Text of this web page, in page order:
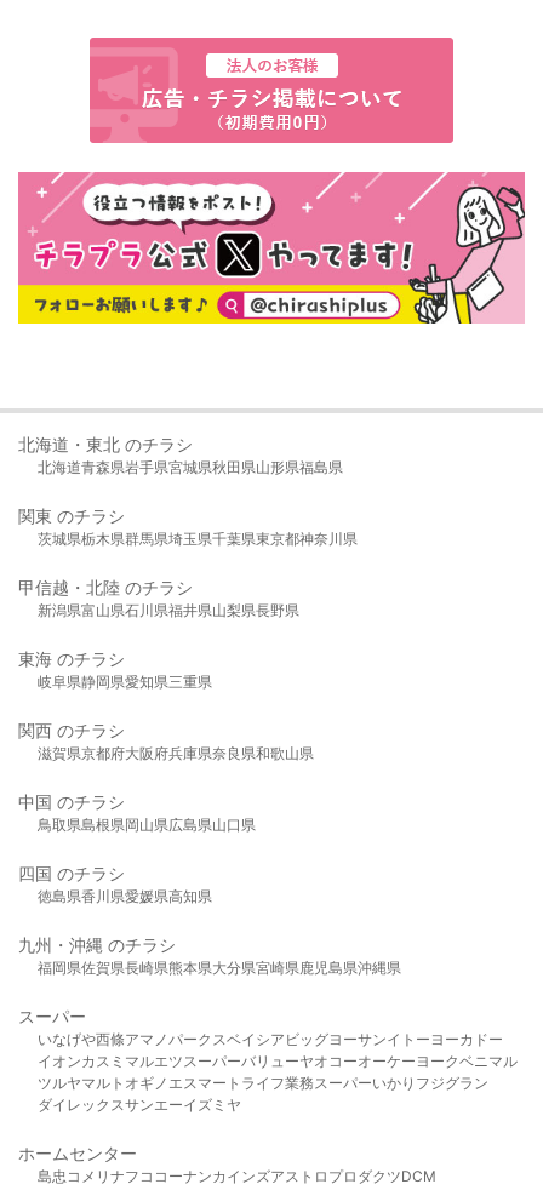
北海道・東北 のチラシ
北海道青森県岩手県宮城県秋田県山形県福島県
関東 のチラシ
茨城県栃木県群馬県埼玉県千葉県東京都神奈川県
甲信越・北陸 のチラシ
新潟県富山県石川県福井県山梨県長野県
東海 のチラシ
岐阜県静岡県愛知県三重県
関西 のチラシ
滋賀県京都府大阪府兵庫県奈良県和歌山県
中国 のチラシ
鳥取県島根県岡山県広島県山口県
四国 のチラシ
徳島県香川県愛媛県高知県
九州・沖縄 のチラシ
福岡県佐賀県長崎県熊本県大分県宮崎県鹿児島県沖縄県
スーパー
いなげや西條アマノパークスベイシア ビッグヨーサンイトーヨーカドー
イオンカスミ マルエツスーパーバリューヤオコーオーケー ヨークベニマル
ツルヤマルト オギノ エスマート ライフ業務スーパーいかり フジグラン
ダイレックスサンエーイズミヤ
ホームセンター
島忠 コメリ ナフコ コーナンカインズアストロプロダクツDCM